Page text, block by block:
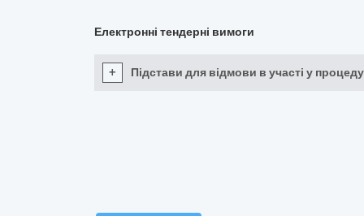
Електронні тендерні вимоги
+ Підстави для відмови в участі у